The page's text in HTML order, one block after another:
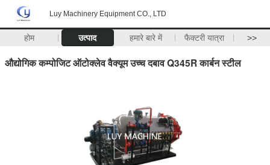
Luy Machinery Equipment CO., LTD
होम उत्पाद हमारे बारे में फैक्टरी यात्रा >>
औद्योगिक कम्पोजिट ऑटोक्लेव वैक्यूम उच्च दबाव Q345R कार्बन स्टील